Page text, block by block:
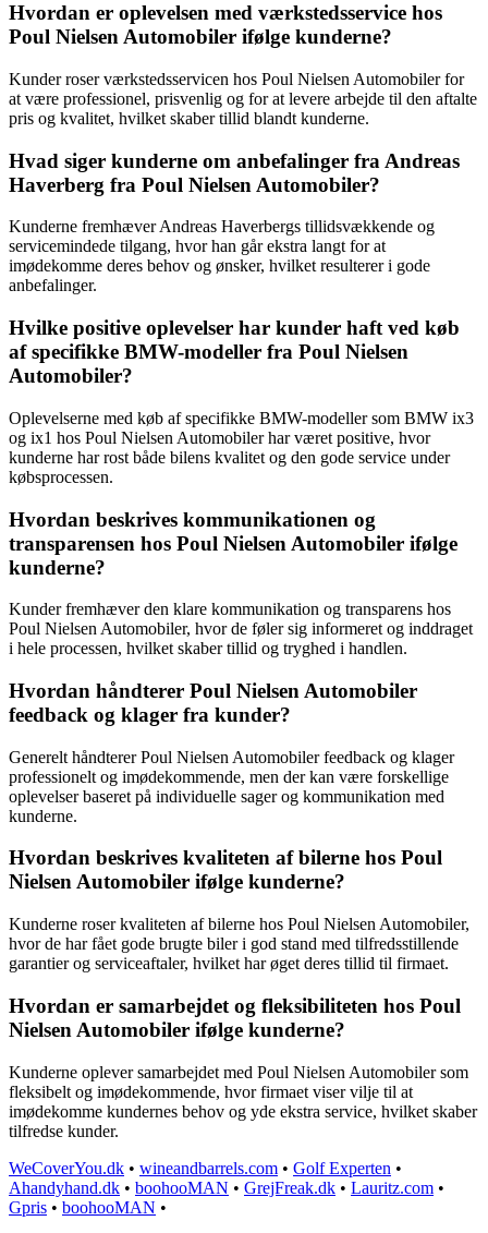
Hvordan er oplevelsen med værkstedsservice hos
Poul Nielsen Automobiler ifølge kunderne?
Kunder roser værkstedsservicen hos Poul Nielsen Automobiler for
at være professionel, prisvenlig og for at levere arbejde til den aftalte
pris og kvalitet, hvilket skaber tillid blandt kunderne.
Hvad siger kunderne om anbefalinger fra Andreas
Haverberg fra Poul Nielsen Automobiler?
Kunderne fremhæver Andreas Haverbergs tillidsvækkende og
servicemindede tilgang, hvor han går ekstra langt for at
imødekomme deres behov og ønsker, hvilket resulterer i gode
anbefalinger.
Hvilke positive oplevelser har kunder haft ved køb
af specifikke BMW-modeller fra Poul Nielsen
Automobiler?
Oplevelserne med køb af specifikke BMW-modeller som BMW ix3
og ix1 hos Poul Nielsen Automobiler har været positive, hvor
kunderne har rost både bilens kvalitet og den gode service under
købsprocessen.
Hvordan beskrives kommunikationen og
transparensen hos Poul Nielsen Automobiler ifølge
kunderne?
Kunder fremhæver den klare kommunikation og transparens hos
Poul Nielsen Automobiler, hvor de føler sig informeret og inddraget
i hele processen, hvilket skaber tillid og tryghed i handlen.
Hvordan håndterer Poul Nielsen Automobiler
feedback og klager fra kunder?
Generelt håndterer Poul Nielsen Automobiler feedback og klager
professionelt og imødekommende, men der kan være forskellige
oplevelser baseret på individuelle sager og kommunikation med
kunderne.
Hvordan beskrives kvaliteten af bilerne hos Poul
Nielsen Automobiler ifølge kunderne?
Kunderne roser kvaliteten af bilerne hos Poul Nielsen Automobiler,
hvor de har fået gode brugte biler i god stand med tilfredsstillende
garantier og serviceaftaler, hvilket har øget deres tillid til firmaet.
Hvordan er samarbejdet og fleksibiliteten hos Poul
Nielsen Automobiler ifølge kunderne?
Kunderne oplever samarbejdet med Poul Nielsen Automobiler som
fleksibelt og imødekommende, hvor firmaet viser vilje til at
imødekomme kundernes behov og yde ekstra service, hvilket skaber
tilfredse kunder.
WeCoverYou.dk • wineandbarrels.com • Golf Experten •
Ahandyhand.dk • boohooMAN • GrejFreak.dk • Lauritz.com •
Gpris • boohooMAN •